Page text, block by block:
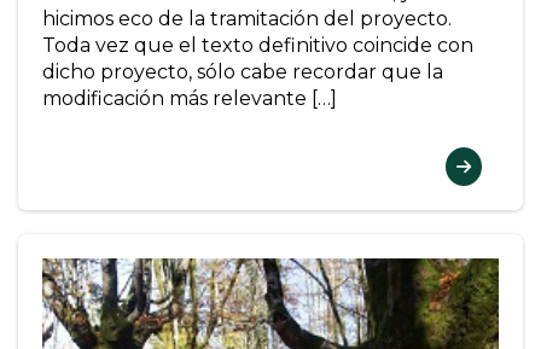
hicimos eco de la tramitación del proyecto.
Toda vez que el texto definitivo coincide con
dicho proyecto, sólo cabe recordar que la
modificación más relevante […]